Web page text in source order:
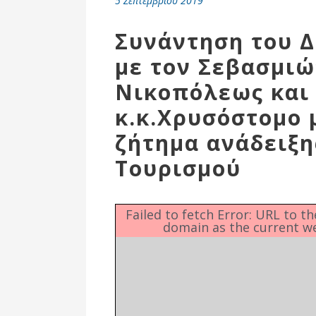
Ενότητες
Αθλητικές
Συνάντηση του
με τον
Νικοπόλεως
κ.κ.Χρυσόστομο
ζήτημα
Τουρισμού
Failed to fetch Error: URL to
domain as the current